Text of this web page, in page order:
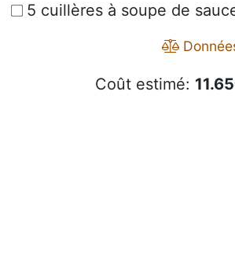
5 cuillères à soupe de
Coût estimé: 11.65